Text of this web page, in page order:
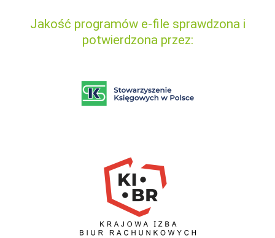
Jakość programów e-file sprawdzona i
potwierdzona przez: